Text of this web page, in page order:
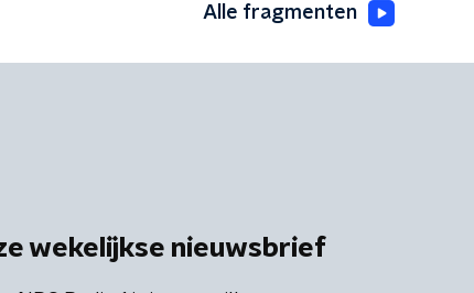
Alle fragmenten
wekelijkse nieuwsbrief